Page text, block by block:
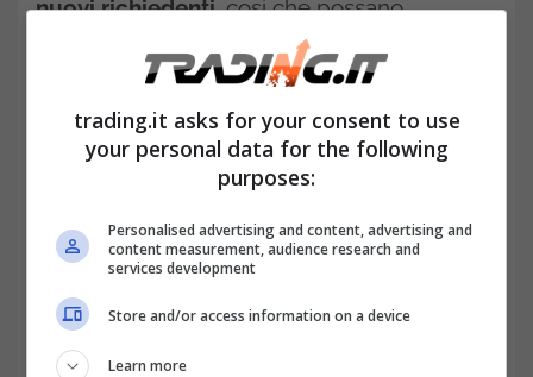
nuovi richiedenti, così che possano
comprendere meglio i loro diritti, facilitando
l’accesso ai servizi online e in particolare alla
sezione riguardante l’Assegno Unico.
Tutte le novità per i beneficiari
dell’Assegno Unico: cambia
l’indice di rivalutazione
trading.it asks for your consent to use
your personal data for the following
purposes:
Personalised advertising and content, advertising and
content measurement, audience research and
services development
Store and/or access information on a device
Learn more